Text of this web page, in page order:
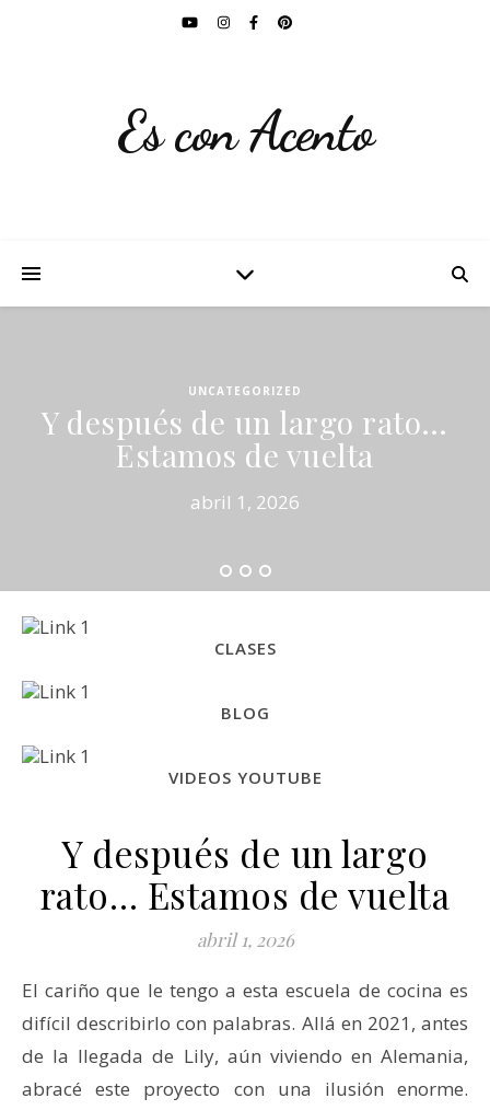
Es con Acento
UNCATEGORIZED
Y después de un largo rato…
Estamos de vuelta
abril 1, 2026
CLASES
BLOG
VIDEOS YOUTUBE
Y después de un largo
rato… Estamos de vuelta
abril 1, 2026
El cariño que le tengo a esta escuela de cocina es
difícil describirlo con palabras. Allá en 2021, antes
de la llegada de Lily, aún viviendo en Alemania,
abracé este proyecto con una ilusión enorme.